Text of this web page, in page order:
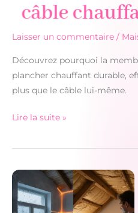
câble
Laisser un commentaire /
Découvrez pourquoi la
plancher chauffant durable,
plus que le câble lui-même.
Pourquoi
membrane
plus
importante
que
Lire la suite »